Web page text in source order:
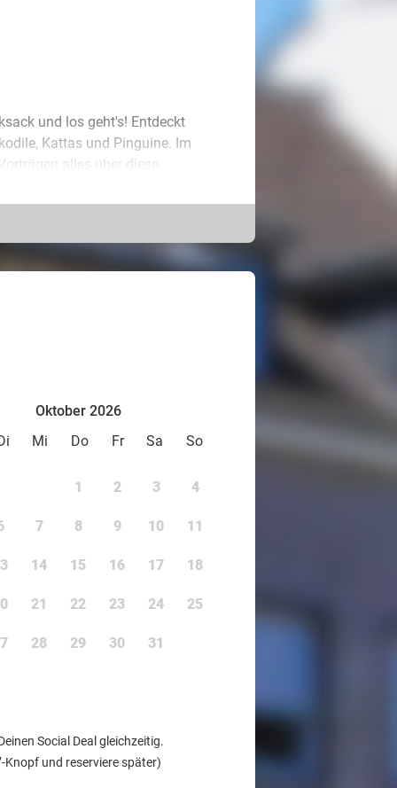
und los geht's! Entdeckt
Kattas und Pinguine. Im
alles über diese
eure Füße trocken? Es gibt
riesiges Lufttrampolin, auf dem
Oktober 2026
Mi Do Fr Sa So
1 2 3 4
7 8 9 10 11
14 15 16 17 18
21 22 23 24 25
28 29 30 31
Social Deal gleichzeitig.
’-Knopf und reserviere später)